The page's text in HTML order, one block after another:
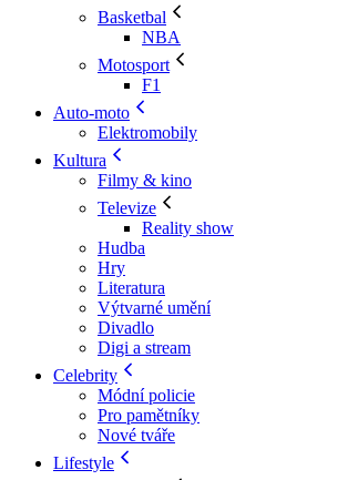
Basketbal
NBA
Motosport
F1
Auto-moto
Elektromobily
Kultura
Filmy & kino
Televize
Reality show
Hudba
Hry
Literatura
Výtvarné umění
Divadlo
Digi a stream
Celebrity
Módní policie
Pro pamětníky
Nové tváře
Lifestyle